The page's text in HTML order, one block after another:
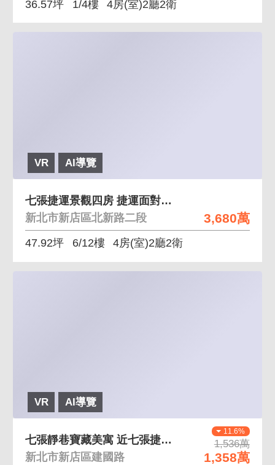
36.57坪 1/4樓 4房(室)2廳2衛
VR AI導覽
3,680萬
七張捷運景觀四房 捷運面對、機能方便
新北市新店區北新路二段
47.92坪 6/12樓 4房(室)2廳2衛
VR AI導覽
11.6%
1,536萬
1,358萬
七張靜巷寶藏美寓 近七張捷運市場公園學區醫院首購
新北市新店區建國路